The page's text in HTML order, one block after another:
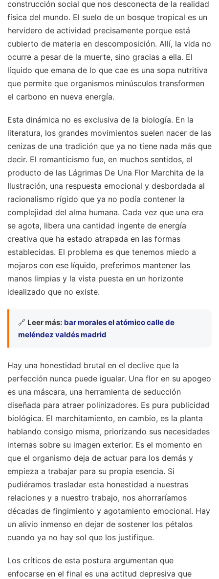
construcción social que nos desconecta de la realidad
física del mundo. El suelo de un bosque tropical es un
hervidero de actividad precisamente porque está
cubierto de materia en descomposición. Allí, la vida no
ocurre a pesar de la muerte, sino gracias a ella. El
líquido que emana de lo que cae es una sopa nutritiva
que permite que organismos minúsculos transformen
el carbono en nueva energía.
Esta dinámica no es exclusiva de la biología. En la
literatura, los grandes movimientos suelen nacer de las
cenizas de una tradición que ya no tiene nada más que
decir. El romanticismo fue, en muchos sentidos, el
producto de las Lágrimas De Una Flor Marchita de la
Ilustración, una respuesta emocional y desbordada al
racionalismo rígido que ya no podía contener la
complejidad del alma humana. Cada vez que una era
se agota, libera una cantidad ingente de energía
creativa que ha estado atrapada en las formas
establecidas. El problema es que tenemos miedo a
mojaros con ese líquido, preferimos mantener las
manos limpias y la vista puesta en un horizonte
idealizado que no existe.
🔗 Leer más: bar morales el atómico calle de
meléndez valdés madrid
Hay una honestidad brutal en el declive que la
perfección nunca puede igualar. Una flor en su apogeo
es una máscara, una herramienta de seducción
diseñada para atraer polinizadores. Es pura publicidad
biológica. El marchitamiento, en cambio, es la planta
hablando consigo misma, priorizando sus necesidades
internas sobre su imagen exterior. Es el momento en
que el organismo deja de actuar para los demás y
empieza a trabajar para su propia esencia. Si
pudiéramos trasladar esta honestidad a nuestras
relaciones y a nuestro trabajo, nos ahorraríamos
décadas de fingimiento y agotamiento emocional. Hay
un alivio inmenso en dejar de sostener los pétalos
cuando ya no hay sol que los justifique.
Los críticos de esta postura argumentan que
enfocarse en el final es una actitud depresiva que